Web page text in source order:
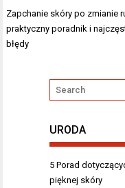
Nawigacja
wpisu
Zapchanie skóry po zmianie
praktyczny poradnik i
błędy
URODA
5 Porad
pięknej skóry